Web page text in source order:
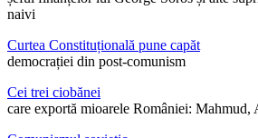
naivi
Curtea Constituțională pune capăt
democrației din post-comunism
Cei trei ciobănei
care exportă mioarele României: Mahmud,